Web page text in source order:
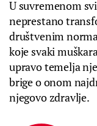
U suvremenom
neprestano
društvenim
koje svaki
upravo temelja
brige o onom
njegovo zdravlje.